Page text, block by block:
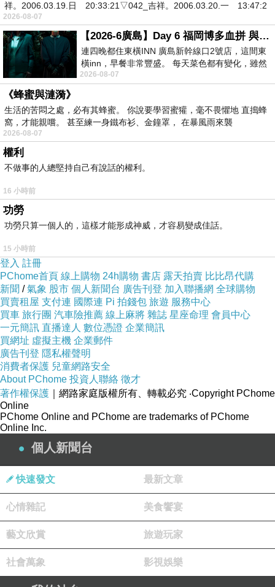
祥。2006.03.19.日 20:33:21▽042_吉祥。2006.03.20.一 13:47:2
2026-08-07
【2026-6廣島】Day 6 福岡博多血拼 與機場接送少年司機深夜對談
連四晚都住東橫INN 廣島新幹線口2號店，這間東
橫inn，早餐非常豐盛。 每天菜色都有變化，雖然
看到工作人員拿出料理包加熱，但
2026-08-07
《蜂蜜與漣漪》
生活的苦悶之處，必有其蜂蜜。 你說要學習蜜獾，毫不畏懼地 直搗蜂
窩，才能親嚐。 甚至練一身鐵布衫、金鐘罩， 在暴風雨來襲
2026-08-07
權利
不做事的人總堅持自己有說話的權利。
16 小時前
功勞
功勞只算一個人的，這樣才能形成神威，才容易變成佳話。
15 小時前
登入 註冊
PChome首頁 線上購物 24h購物 書店 露天拍賣 比比昂代購
新聞 /氣象 股市 個人新聞台 廣告刊登 加入聯播網 全球購物
買賣租屋 支付連 國際連 Pi 拍錢包 旅遊 服務中心
買車 旅行團 汽車險推薦 線上麻將 雜誌 星座命理 會員中心
一元簡訊 直播達人 數位憑證 企業簡訊
買網址 虛擬主機 企業郵件
廣告刊登 隱私權聲明
消費者保護 兒童網路安全
About PChome 投資人聯絡 徵才
著作權保護 ｜網路家庭版權所有、轉載必究 ‧Copyright PChome
Online
PChome Online and PChome are trademarks of PChome
Online Inc.
個人新聞台
快速發文 最新文章
心情雜記 美食饗宴
藝文欣賞 旅遊玩家
社會萬象 影視娛樂